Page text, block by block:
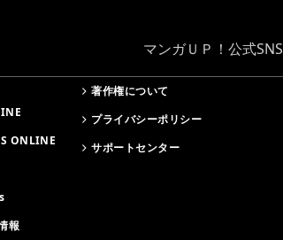
マンガＵＰ！公式SNS
ONLINE
報
著作権について
プライバシーポリシー
サポートセンター